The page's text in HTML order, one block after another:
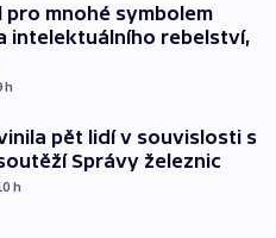
pro mnohé symbolem
intelektuálního rebelství,
h
pět lidí v souvislosti s
Správy železnic
h